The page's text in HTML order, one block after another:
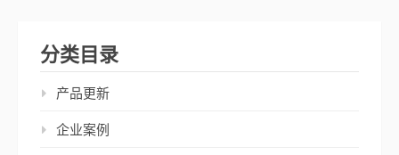
分类目录
产品更新
企业案例